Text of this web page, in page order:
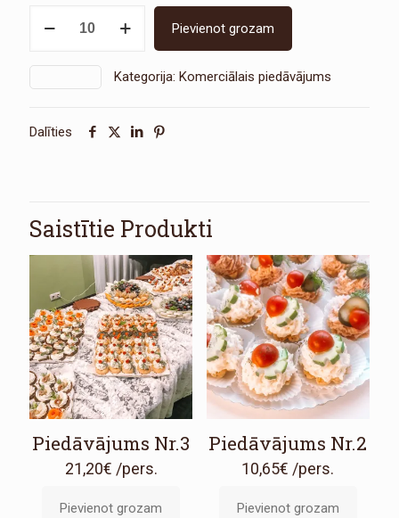
Pievienot grozam
Kategorija: Komerciālais piedāvājums
Dalīties
Saistītie Produkti
Piedāvājums Nr.3
21,20€ /pers.
Pievienot grozam
Piedāvājums Nr.2
10,65€ /pers.
Pievienot grozam